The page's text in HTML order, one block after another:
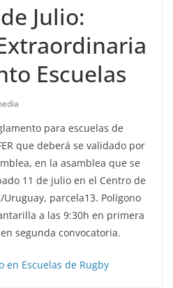
Julio:
Escuelas
para escuelas de
que deberá se validado por
en la asamblea que se
11 de julio en el Centro de
parcela13. Polígono
a las 9:30h en primera
segunda convocatoria.
en Escuelas de Rugby